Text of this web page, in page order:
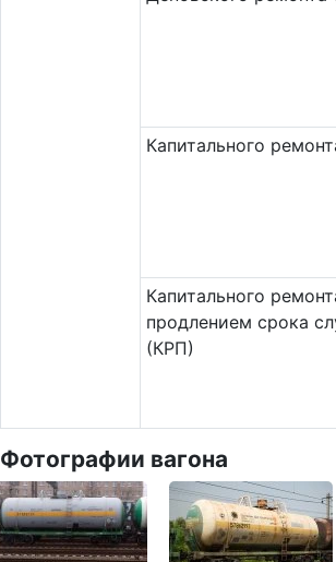
Капитального
Капитального
продлением срока
(КРП)
Фотографии вагона